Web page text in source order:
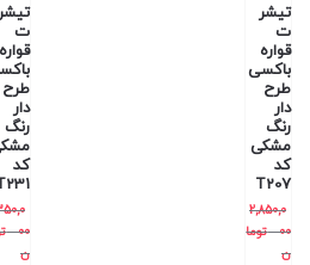
تیشر
ت
قواره
باکسی
طرح
دار
رنگ
مشکی
کد
T207
2,850,0
00
توما
ن
ت
قواره
طرح
دار
رنگ
کد
00
ن